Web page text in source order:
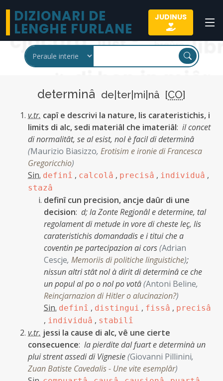
DIZIONARI DE
LENGHE FURLANE
JUDINUS
determinâ de|ter|mi|nâ [CO]
v.tr. capî e descrivi la nature, lis carateristichis, i
limits di alc, sedi materiâl che imateriâl: il concet
di normalitât, se al esist, nol è facil di determinâ
(Maurizio Biasizzo, Erotisim e ironie di Francesca
Gregoricchio)
Sin. definî , calcolâ , precisâ , individuâ ,
stazâ
definî cun precision, ancje daûr di une
decision: d;la Zonte Regjonâl e determine, tal
regolament di metude in vore di cheste leç, lis
carateristichis domandadis e i titui che a
coventin pe partecipazion ai cors(Adrian
Cescje, Memoriis di politiche linguistiche);
nissun altri stât nol à dirit di determinâ ce che
un popul al po o nol po votâ(Antoni Beline,
Reincjarnazion di Hitler o alucinazion?)
Sin. definî , distingui , fissâ , precisâ
, individuâ , stabilî
v.tr. jessi la cause di alc, vê une cierte
consecuence: la pierdite dal fuart e determinà un
plui strent assedi di Vignesie(Giovanni Pillinini,
Zuan Batiste Cavedalis - Une vite esemplâr)